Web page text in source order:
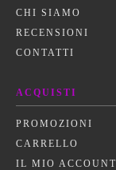
CHI SIAMO
RECENSIONI
CONTATTI
ACQUISTI
PROMOZIONI
CARRELLO
IL MIO ACCOUNT